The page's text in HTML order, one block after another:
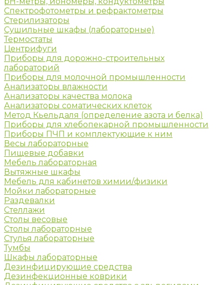
Спектрофотометры и рефрактометры
Стерилизаторы
Сушильные шкафы (лабораторные)
Термостаты
Центрифуги
Приборы для дорожно-строительных
лабораторий
Приборы для молочной промышленности
Анализаторы влажности
Анализаторы качества молока
Анализаторы соматических клеток
Метод Кьельдаля (определение азота и белка)
Приборы для хлебопекарной промышленности
Приборы ПЧП и комплектующие к ним
Весы лабораторные
Пищевые добавки
Мебель лабораторная
Вытяжные шкафы
Мебель для кабинетов химии/физики
Мойки лабораторные
Раздевалки
Стеллажи
Столы весовые
Столы лабораторные
Стулья лабораторные
Тумбы
Шкафы лабораторные
Дезинфицирующие средства
Дезинфекционные коврики